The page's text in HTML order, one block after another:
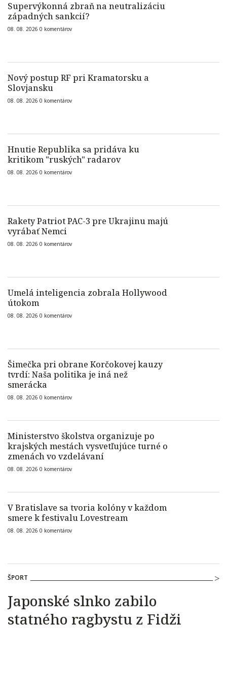
Supervýkonná zbraň na neutralizáciu
západných sankcií?
08. 08. 2026 0 komentárov
Nový postup RF pri Kramatorsku a
Slovjansku
08. 08. 2026 0 komentárov
Hnutie Republika sa pridáva ku
kritikom "ruských" radarov
08. 08. 2026 0 komentárov
Rakety Patriot PAC-3 pre Ukrajinu majú
vyrábať Nemci
08. 08. 2026 0 komentárov
Umelá inteligencia zobrala Hollywood
útokom
08. 08. 2026 0 komentárov
Šimečka pri obrane Korčokovej kauzy
tvrdí: Naša politika je iná než
smerácka
08. 08. 2026 0 komentárov
Ministerstvo školstva organizuje po
krajských mestách vysvetľujúce turné o
zmenách vo vzdelávaní
08. 08. 2026 0 komentárov
V Bratislave sa tvoria kolóny v každom
smere k festivalu Lovestream
08. 08. 2026 0 komentárov
ŠPORT